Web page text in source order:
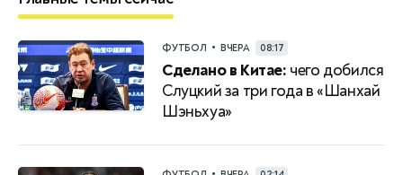
ФУТБОЛ • ВЧЕРА 08:17
Сделано в Китае: чего добился
Слуцкий за три года в «Шанхай
Шэньхуа»